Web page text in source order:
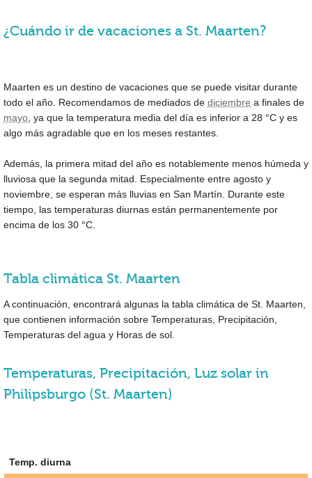
¿Cuándo ir de vacaciones a St. Maarten?
Maarten es un destino de vacaciones que se puede visitar durante
todo el año. Recomendamos de mediados de diciembre a finales de
mayo , ya que la temperatura media del día es inferior a 28 °C y es
algo más agradable que en los meses restantes.
Además, la primera mitad del año es notablemente menos húmeda y
lluviosa que la segunda mitad. Especialmente entre agosto y
noviembre, se esperan más lluvias en San Martín. Durante este
tiempo, las temperaturas diurnas están permanentemente por
encima de los 30 °C
Tabla climática St. Maarten
A continuación, encontrará algunas la tabla climática de St. Maarten,
que contienen información sobre Temperaturas, Precipitación,
Temperaturas del agua y Horas de sol.
Temperaturas, Precipitación, Luz solar in
Philipsburgo (St. Maarten)
Temp. diurna